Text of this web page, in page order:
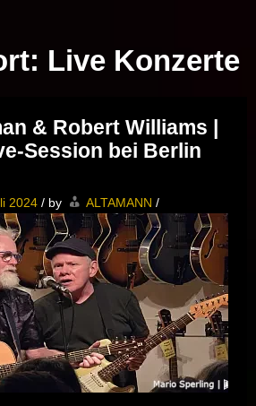
Live Konzerte
& Robert Williams |
Session bei Berlin
2024 / by ALTAMANN /